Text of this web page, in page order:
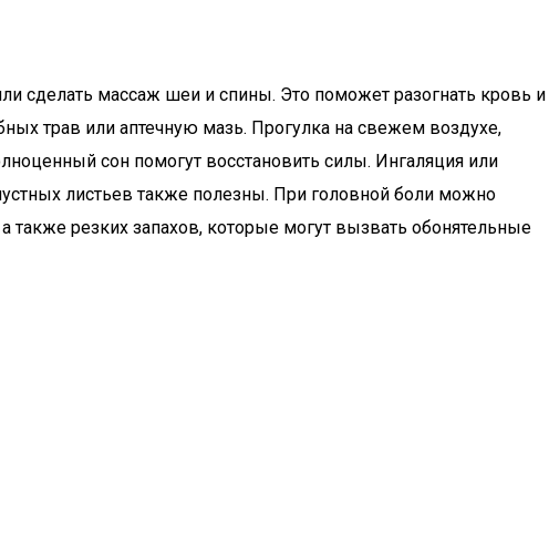
сделать массаж шеи и спины. Это поможет разогнать кровь и
трав или аптечную мазь. Прогулка на свежем воздухе,
сон помогут восстановить силы. Ингаляция или
листьев также полезны. При головной боли можно
также резких запахов, которые могут вызвать обонятельные